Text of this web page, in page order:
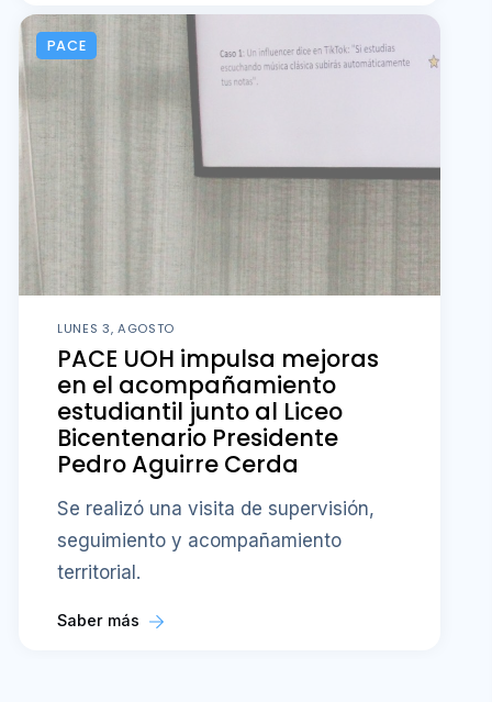
PACE
LUNES 3, AGOSTO
PACE UOH impulsa mejoras
en el acompañamiento
estudiantil junto al Liceo
Bicentenario Presidente
Pedro Aguirre Cerda
Se realizó una visita de supervisión,
seguimiento y acompañamiento
territorial.
Saber más